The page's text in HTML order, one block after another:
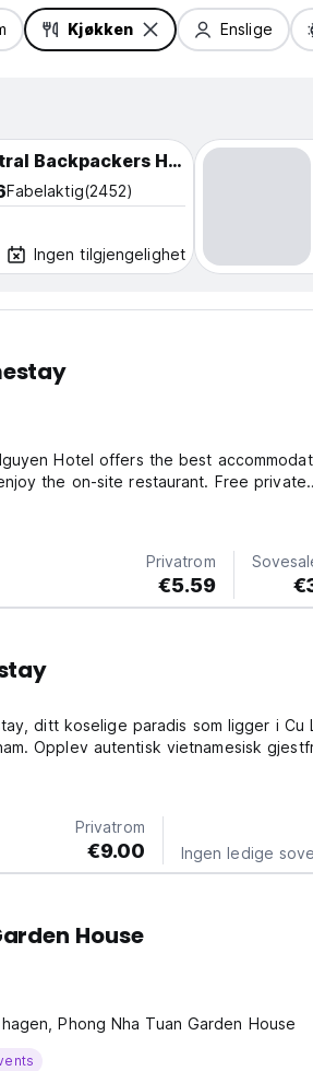
Kjøkken Enslige
Central Backpackers Hostel - Phong Nha
Fabelaktig(2452)
Ingen tilgjengelighet
Hotel offers the best
the on-site restaurant. Free private
a kettle...
Privatrom
€5.59
ditt koselige paradis som ligger i Cu
Opplev autentisk vietnamesisk
for deg...
Privatrom
€9.00 Ingen ledige
House
Phong Nha Tuan Garden House